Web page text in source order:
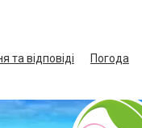
та відповіді Погода